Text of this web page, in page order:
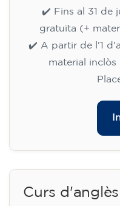
✔️ Fins al 31 de
gratuïta (+
✔️ A partir de l'1
material
Curs